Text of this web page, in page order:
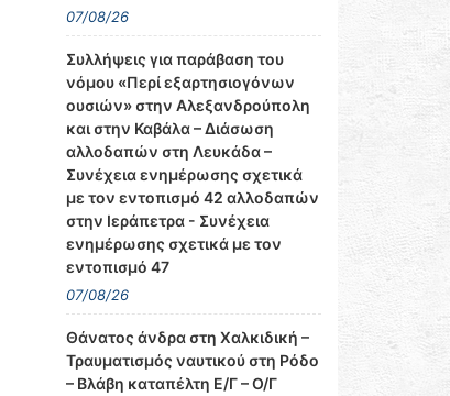
07/08/26
Συλλήψεις για παράβαση του
νόμου «Περί εξαρτησιογόνων
ουσιών» στην Αλεξανδρούπολη
και στην Καβάλα – Διάσωση
αλλοδαπών στη Λευκάδα –
Συνέχεια ενημέρωσης σχετικά
με τον εντοπισμό 42 αλλοδαπών
στην Ιεράπετρα - Συνέχεια
ενημέρωσης σχετικά με τον
εντοπισμό 47
07/08/26
Θάνατος άνδρα στη Χαλκιδική –
Τραυματισμός ναυτικού στη Ρόδο
– Βλάβη καταπέλτη Ε/Γ – Ο/Γ